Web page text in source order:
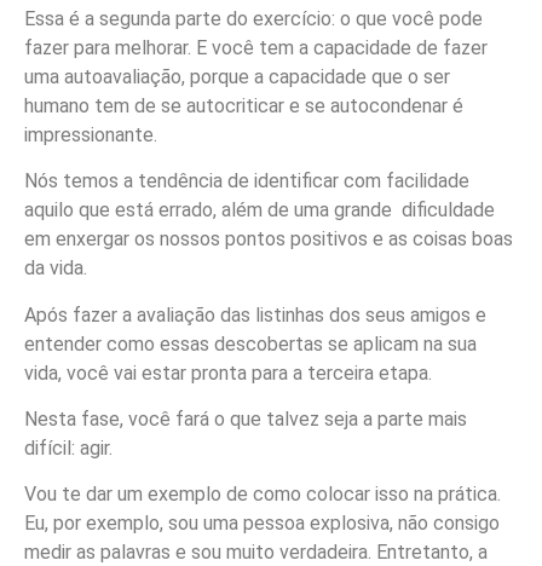
Essa é a segunda parte do exercício: o que você pode
fazer para melhorar. E você tem a capacidade de fazer
uma autoavaliação, porque a capacidade que o ser
humano tem de se autocriticar e se autocondenar é
impressionante.
Nós temos a tendência de identificar com facilidade
aquilo que está errado, além de uma grande dificuldade
em enxergar os nossos pontos positivos e as coisas boas
da vida.
Após fazer a avaliação das listinhas dos seus amigos e
entender como essas descobertas se aplicam na sua
vida, você vai estar pronta para a terceira etapa.
Nesta fase, você fará o que talvez seja a parte mais
difícil: agir.
Vou te dar um exemplo de como colocar isso na prática.
Eu, por exemplo, sou uma pessoa explosiva, não consigo
medir as palavras e sou muito verdadeira. Entretanto, a